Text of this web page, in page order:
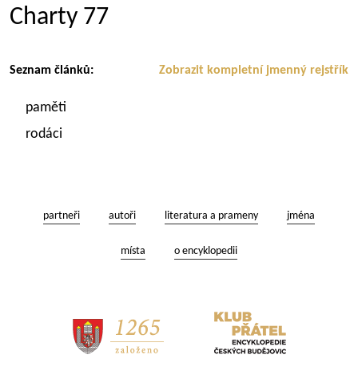
Charty 77
Zobrazit kompletní jmenný rejstřík
Seznam článků:
paměti
rodáci
partneři autoři literatura a prameny jména
místa o encyklopedii